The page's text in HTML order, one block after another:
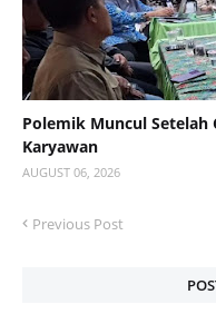
Polemik Muncul Setelah
Karyawan
AUGUST 06, 2026
Previous Post